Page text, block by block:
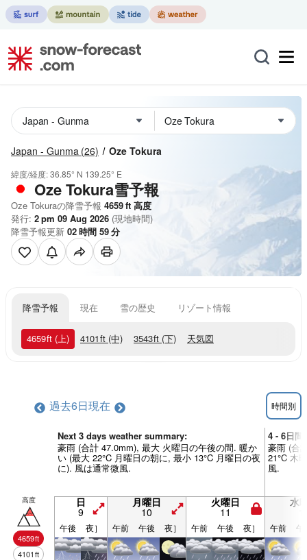
Japan - Gunma (26) Oze Tokura
緯度/経度:36.85° N 139.25° E
Oze Tokura雪予報
Oze Tokuraの降雪予報 4659ft 高度
発行: 2 pm 09 Aug 2026 (現地時間)
降雪予報更新 02時間 59分
降雪予報 現在 雪の歴史 リゾート情報
4659ft (上) 4101ft (中) 3543ft (下) 天気図
過去6日現在 時間別
Next 3 days weather summary:
豪雨 (合計 47.0mm), 最大 火曜日の午後の間. 暖か
い (最大 22°C 月曜日の朝に, 最小 13°C 月曜日の夜
に). 風は通常微風.
4 - 6日間
豪雨 (合
21°C 木
風.
高度
4659ft
4101ft
日
9
月曜日
10
火曜日
11
水
午後 夜］ 午前 午後 夜］ 午前 午後 夜］ 午前 午